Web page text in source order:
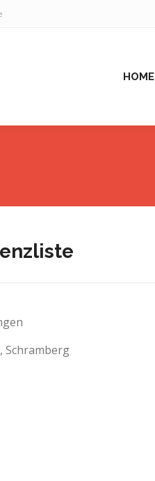
HOME
Schramberg